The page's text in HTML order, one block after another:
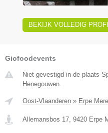
BEKIJK VOLLEDIG
Giofoodevents
Niet gevestigd in de plaats
Henegouwen.
Oost-Vlaanderen » Erpe Mere
Allemansbos 17 9420 Erpe